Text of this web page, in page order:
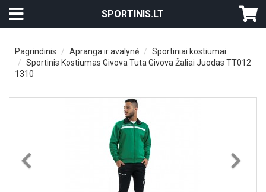
SPORTINIS.LT
Pagrindinis Apranga ir avalynė
Sportiniai kostiumai
Sportinis Kostiumas Givova Tuta Givova Žaliai Juodas TT012
1310